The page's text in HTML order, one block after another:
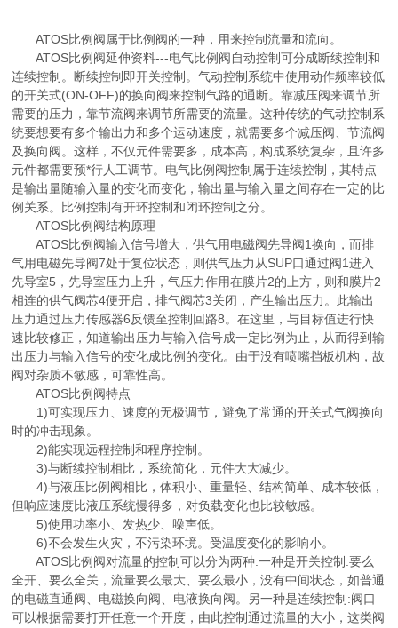
ATOS比例阀属于比例阀的一种，用来控制流量和流向。
ATOS比例阀延伸资料---电气比例阀自动控制可分成断续控制和
连续控制。断续控制即开关控制。气动控制系统中使用动作频率较低
的开关式(ON-OFF)的换向阀来控制气路的通断。靠减压阀来调节所
需要的压力，靠节流阀来调节所需要的流量。这种传统的气动控制系
统要想要有多个输出力和多个运动速度，就需要多个减压阀、节流阀
及换向阀。这样，不仅元件需要多，成本高，构成系统复杂，且许多
元件都需要预*行人工调节。电气比例阀控制属于连续控制，其特点
是输出量随输入量的变化而变化，输出量与输入量之间存在一定的比
例关系。比例控制有开环控制和闭环控制之分。
ATOS比例阀结构原理
ATOS比例阀输入信号增大，供气用电磁阀先导阀1换向，而排
气用电磁先导阀7处于复位状态，则供气压力从SUP口通过阀1进入
先导室5，先导室压力上升，气压力作用在膜片2的上方，则和膜片2
相连的供气阀芯4便开启，排气阀芯3关闭，产生输出压力。此输出
压力通过压力传感器6反馈至控制回路8。在这里，与目标值进行快
速比较修正，知道输出压力与输入信号成一定比例为止，从而得到输
出压力与输入信号的变化成比例的变化。由于没有喷嘴挡板机构，故
阀对杂质不敏感，可靠性高。
ATOS比例阀特点
1)可实现压力、速度的无极调节，避免了常通的开关式气阀换向
时的冲击现象。
2)能实现远程控制和程序控制。
3)与断续控制相比，系统简化，元件大大减少。
4)与液压比例阀相比，体积小、重量轻、结构简单、成本较低，
但响应速度比液压系统慢得多，对负载变化也比较敏感。
5)使用功率小、发热少、噪声低。
6)不会发生火灾，不污染环境。受温度变化的影响小。
ATOS比例阀对流量的控制可以分为两种:一种是开关控制:要么
全开、要么全关，流量要么最大、要么最小，没有中间状态，如普通
的电磁直通阀、电磁换向阀、电液换向阀。另一种是连续控制:阀口
可以根据需要打开任意一个开度，由此控制通过流量的大小，这类阀